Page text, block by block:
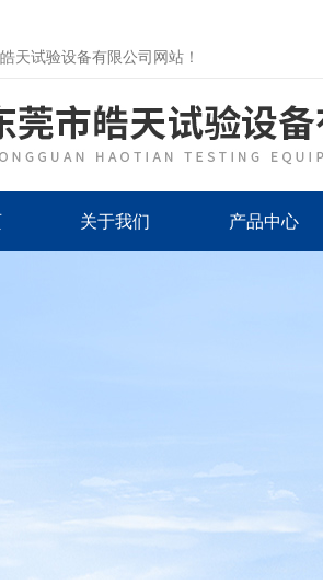
天试验设备有限公司网站！
关于我们 产品中心